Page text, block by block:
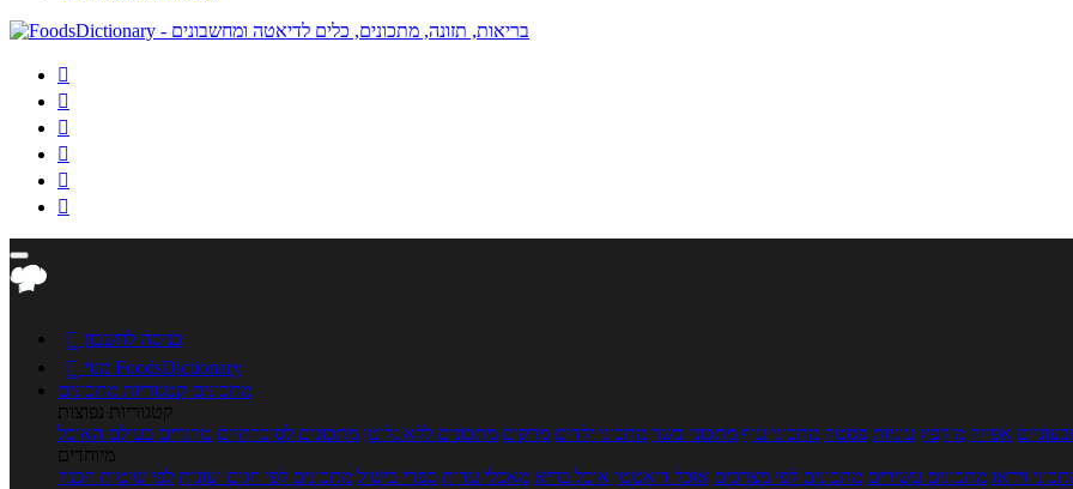






 כניסה לחשבון

מנוי FoodsDictionary
מתכונים קטגוריות מתכונים
קטגוריות נפוצות
אפייה מוקפץ עוגיות פסטה מתכוני עוף מתכוני בשר מתכוני ילדים מרקים מתכונים ללא גלוטן מתכונים לסוכרתיים טרנדים בעולם האוכל
מיוחדים
וידאו מתכונים עשירים מתכונים לפי מצרכים אוכל דיאטטי אוכל בריא מאכלי עדות ספרי בישול מתכונים לפי חגים ועונות לפי שיטות הכנה